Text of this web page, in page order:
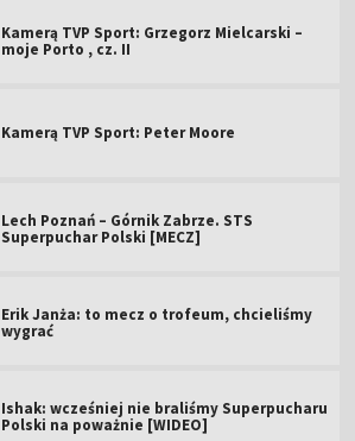
Kamerą TVP Sport: Grzegorz Mielcarski –
moje Porto , cz. II
Kamerą TVP Sport: Peter Moore
Lech Poznań – Górnik Zabrze. STS
Superpuchar Polski [MECZ]
Erik Janża: to mecz o trofeum, chcieliśmy
wygrać
Ishak: wcześniej nie braliśmy Superpucharu
Polski na poważnie [WIDEO]